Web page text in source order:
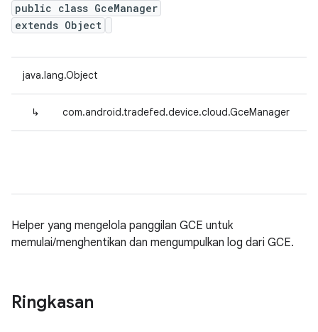
public class GceManager
extends Object
java.lang.Object
↳ com.android.tradefed.device.cloud.GceManager
Helper yang mengelola panggilan GCE untuk
memulai/menghentikan dan mengumpulkan log dari GCE.
Ringkasan